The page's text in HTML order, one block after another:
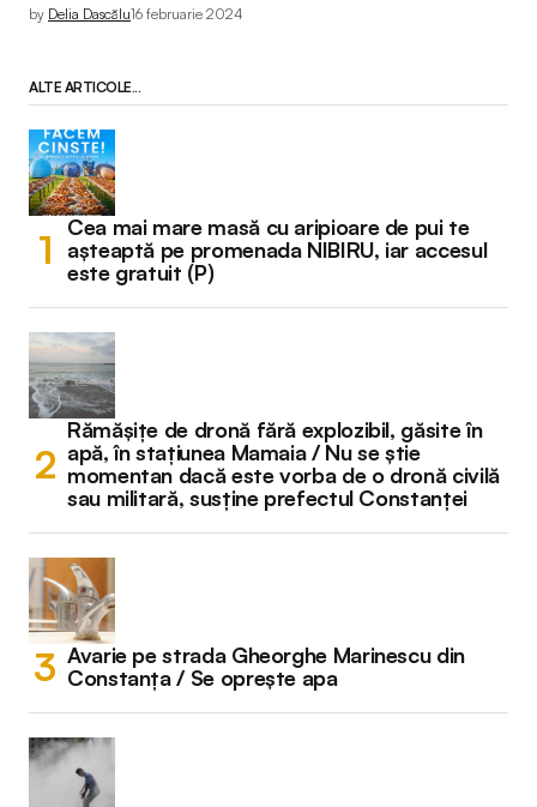
by Delia Dascălu16 februarie 2024
ALTE ARTICOLE...
Cea mai mare masă cu aripioare de pui te
așteaptă pe promenada NIBIRU, iar accesul
este gratuit (P)
Rămășițe de dronă fără explozibil, găsite în
apă, în stațiunea Mamaia / Nu se știe
momentan dacă este vorba de o dronă civilă
sau militară, susține prefectul Constanței
Avarie pe strada Gheorghe Marinescu din
Constanța / Se oprește apa